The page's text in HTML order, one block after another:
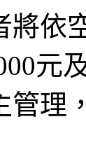
將依
元
管理